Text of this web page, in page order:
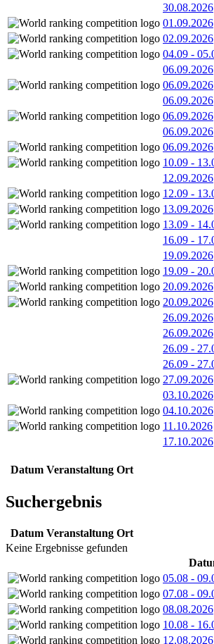
30.08.2026
01.09.2026
02.09.2026
04.09 -
06.09.2026
06.09.2026
06.09.2026
06.09.2026
06.09.2026
06.09.2026
10.09 -
12.09.2026
12.09 -
13.09.2026
13.09 -
16.09 -
19.09.2026
19.09 -
20.09.2026
20.09.2026
26.09.2026
26.09.2026
26.09 -
26.09 -
27.09.2026
03.10.2026
04.10.2026
11.10.2026
17.10.2026
Datum Veranstaltung Ort
Suchergebnis
Datum Veranstaltung Ort
Keine Ergebnisse gefunden
05.08 -
07.08 -
08.08.2026
10.08 -
12.08.2026